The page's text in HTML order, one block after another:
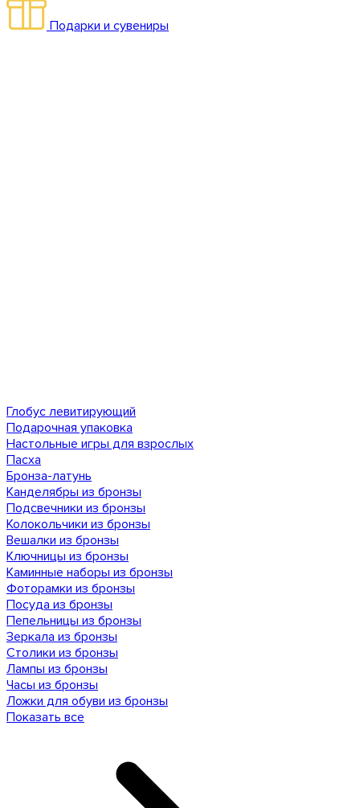
Подарки и сувениры
Глобус левитирующий
Подарочная упаковка
Настольные игры для взрослых
Пасха
Бронза-латунь
Канделябры из бронзы
Подсвечники из бронзы
Колокольчики из бронзы
Вешалки из бронзы
Ключницы из бронзы
Каминные наборы из бронзы
Фоторамки из бронзы
Посуда из бронзы
Пепельницы из бронзы
Зеркала из бронзы
Столики из бронзы
Лампы из бронзы
Часы из бронзы
Ложки для обуви из бронзы
Показать все